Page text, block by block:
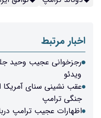
اخبار مرتبط
رجزخوانی عجیب وحید
ویدئو
عقب نشینی سنای آمریکا
جنگی ترامپ
اظهارات عجیب ترامپ